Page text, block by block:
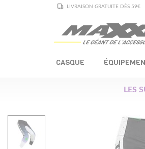
LIVRAISON GRATUITE DÈS 59€
CASQUE
LES